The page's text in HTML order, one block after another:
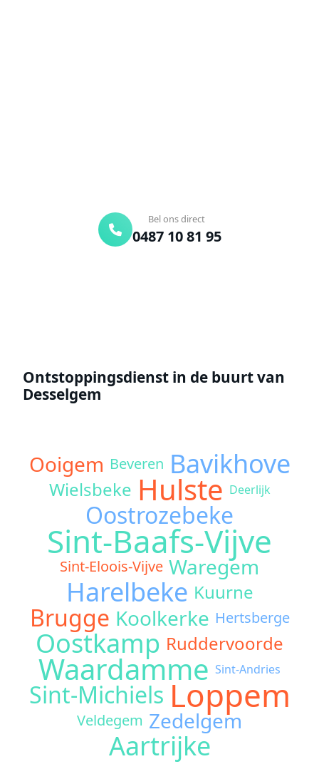
Bel ons direct
0487 10 81 95
Ontstoppingsdienst in de buurt van
Desselgem
Ooigem Beveren Bavikhove
Wielsbeke Hulste Deerlijk
Oostrozebeke
Sint-Baafs-Vijve
Sint-Eloois-Vijve Waregem
Harelbeke Kuurne
Brugge Koolkerke Hertsberge
Oostkamp Ruddervoorde
Waardamme Sint-Andries
Sint-MichielsLoppem
Veldegem Zedelgem
Aartrijke